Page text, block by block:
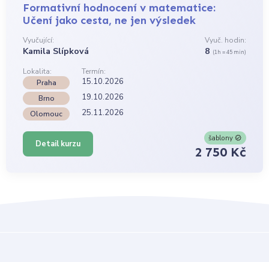
Formativní hodnocení v matematice:
Učení jako cesta, ne jen výsledek
Vyučující:
Kamila Slípková
Vyuč. hodin:
8 (1h = 45 min)
Lokalita:
Termín:
Praha
15.10.2026
Brno 19.10.2026
Olomouc 25.11.2026
Detail kurzu
šablony
2 750 Kč